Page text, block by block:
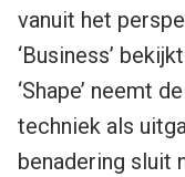
vanuit het
‘Business’
‘Shape’ neemt
techniek als
benadering sluit